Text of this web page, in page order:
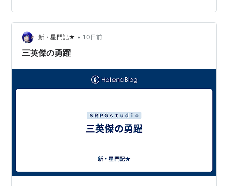
ポ。)
新・星門記★ • 10日前
三英傑の勇躍